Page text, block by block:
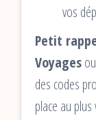
vos
Petit
Voyagesou
des codes
place au